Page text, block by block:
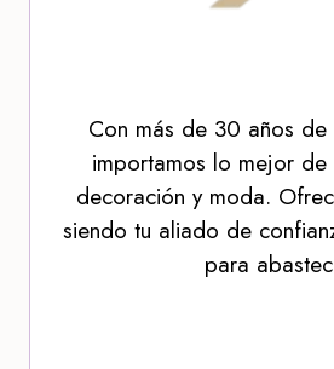
Con más de 30 años de
importamos lo mejor
decoración y moda.
siendo tu aliado de
para